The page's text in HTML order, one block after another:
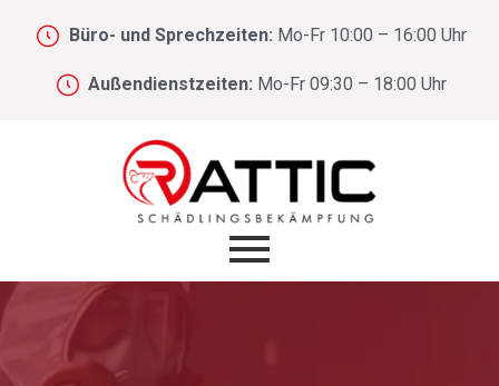
Büro- und Sprechzeiten: Mo-Fr 10:00 – 16:00 Uhr
Außendienstzeiten: Mo-Fr 09:30 – 18:00 Uhr